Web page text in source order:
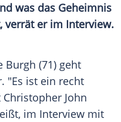
was das Geheimnis
verrät er im Interview.
Burgh (71) geht
. "Es ist ein recht
Christopher John
im Interview mit